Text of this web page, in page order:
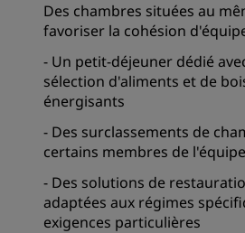
Des chambres situées au
favoriser la cohésion
- Un petit-déjeuner dédié
sélection d'aliments et de
énergisants
- Des surclassements de
certains membres de l'équipe
- Des solutions de
adaptées aux régimes
exigences particulières